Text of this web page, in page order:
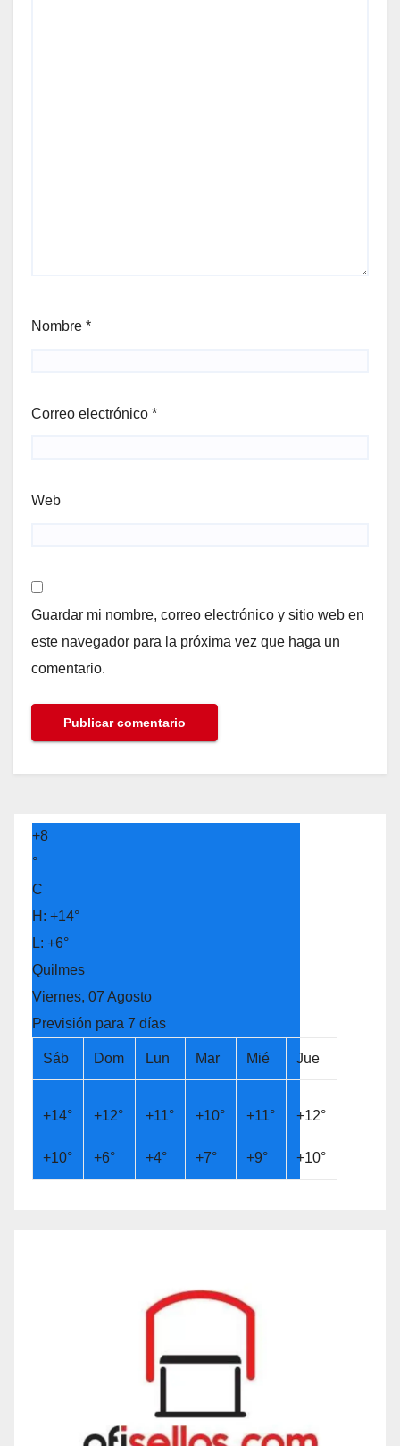
Nombre *
Correo electrónico *
Web
Guardar mi nombre, correo electrónico y sitio web en
este navegador para la próxima vez que haga un
comentario.
+8
°
C
H: +14°
L: +6°
Quilmes
Viernes, 07 Agosto
Previsión para 7 días
Sáb Dom Lun Mar Mié Jue
+14° +12° +11° +10° +11° +12°
+10° +6° +4° +7° +9° +10°